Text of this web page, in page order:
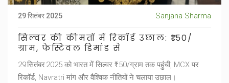
29 सितंबर 2025 Sanjana Sharma
सिल्वर की कीमतों में रिकॉर्ड उछाल: ₹150/
ग्राम, फेस्टिवल डिमांड से
29 सितंबर 2025 को भारत में सिल्वर ₹150/ग्राम तक पहुंची, MCX पर
रिकॉर्ड, Navratri मांग और वैश्विक नीतियों ने चलाया उछाल।